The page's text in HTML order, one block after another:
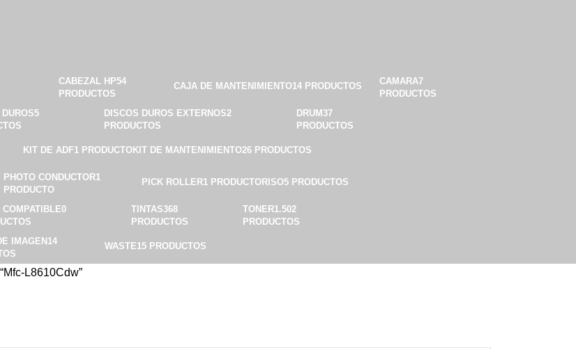
CABEZAL HP54
PRODUCTOS
CAJA DE MANTENIMIENTO14 PRODUCTOS CAMARA7
PRODUCTOS
5
DISCOS DUROS EXTERNOS2
PRODUCTOS
DRUM 37
PRODUCTOS
KIT DE ADF1 PRODUCTO KIT DE MANTENIMIENTO26 PRODUCTOS
PHOTO CONDUCTOR1
PRODUCTO
PICK ROLLER1 PRODUCTO RISO5 PRODUCTOS
COMPATIBLE0
TINTAS368
PRODUCTOS
TONER1.502
PRODUCTOS
IMAGEN 14
WASTE15 PRODUCTOS
L8610Cdw”